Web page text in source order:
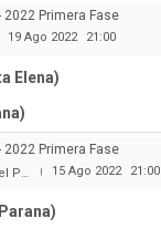
2022 Primera Fase
19 Ago 2022 21:00
Elena)
2022 Primera Fase
| 15 Ago 2022 21:00